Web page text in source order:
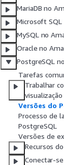
MariaDB no
Microsoft SQL
MySQL no
Oracle no
PostgreSQL
Tarefas
Trabalhar
Versões do
Processo de
PostgreSQL
Versões de
Recursos
Conectar-